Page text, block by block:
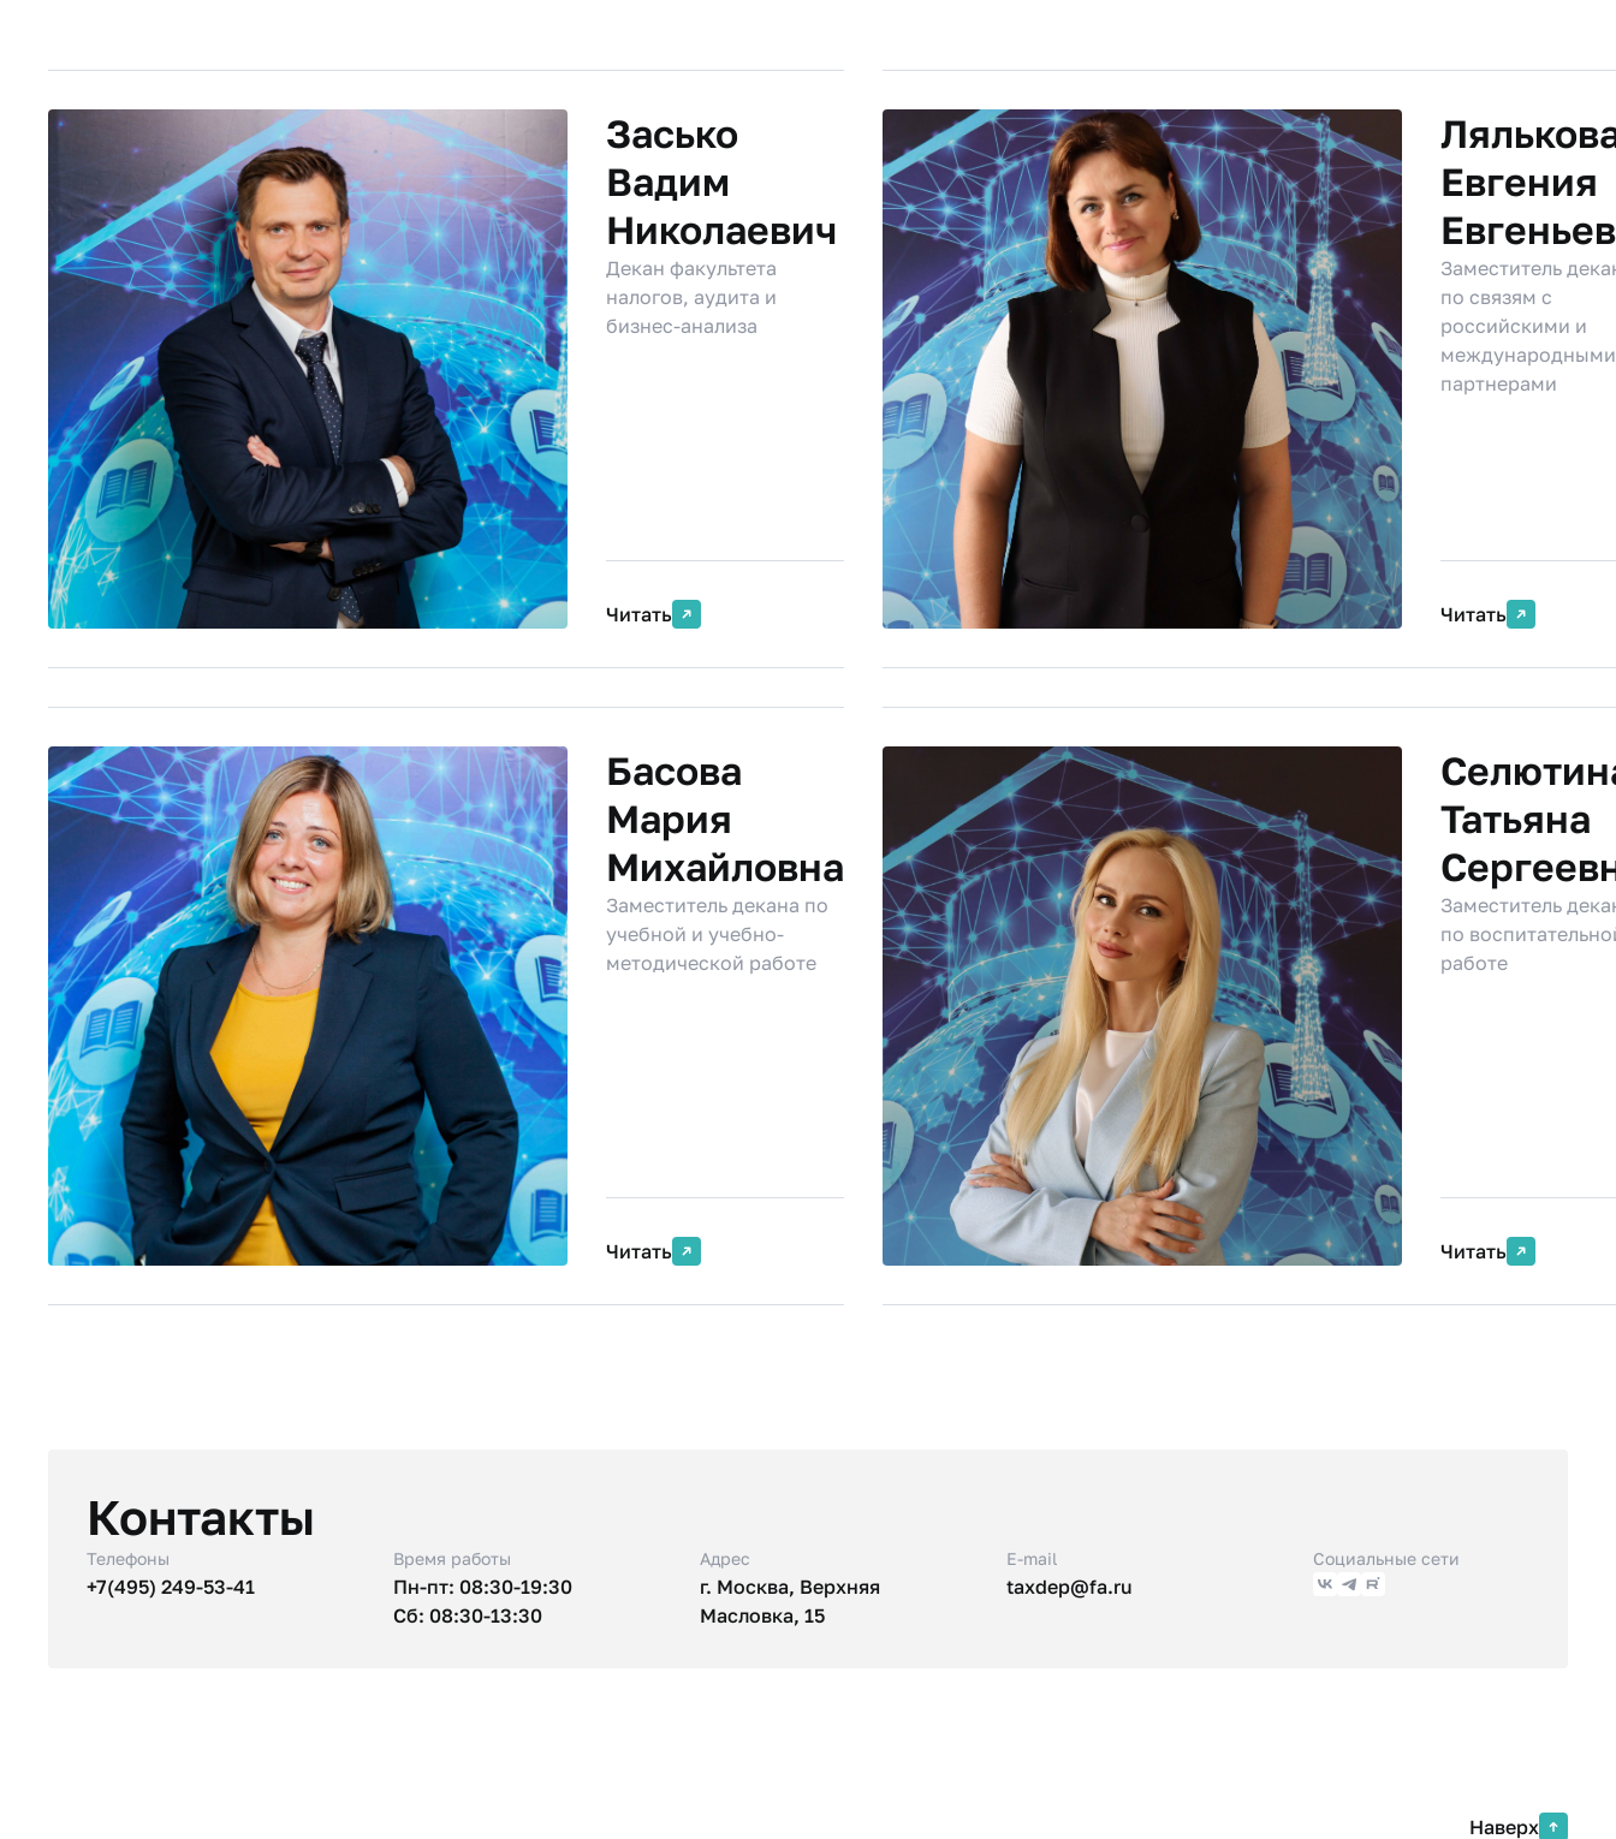
Засько
Вадим
Николаевич
Декан факультета
налогов, аудита и
бизнес-анализа
Читать
Евгения
Заместитель
по связям с
российскими и
международными
партнерами
Читать
Басова
Мария
Михайловна
Заместитель декана по
учебной и учебно-
методической работе
Читать
Татьяна
Заместитель
по
работе
Читать
Контакты
Телефоны
+7(495) 249-53-41
Время работы
Пн-пт: 08:30-19:30
Сб: 08:30-13:30
Адрес
г. Москва, Верхняя
Масловка, 15
E-mail
taxdep@fa.ru
Социальные сети
Наверх